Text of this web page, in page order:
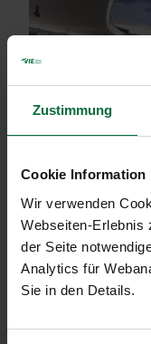
Zustimmung
Cookie Information
Wir verwenden
Webseiten-Erlebnis
der Seite
Analytics für
Sie in den Details.
Vienna Airport
Vienna
Vienna